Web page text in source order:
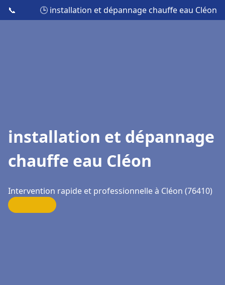
📞 🕒 installation et dépannage chauffe eau Cléon
installation et dépannage
chauffe eau Cléon
Intervention rapide et professionnelle à Cléon (76410)